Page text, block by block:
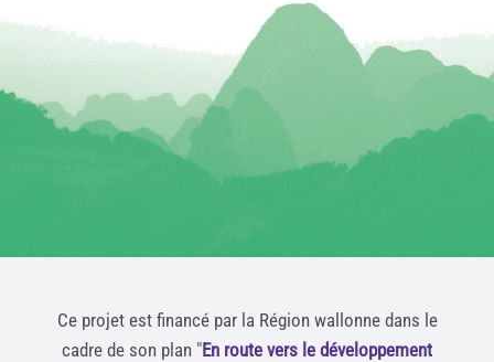
Ce projet est financé par la Région wallonne dans le
cadre de son plan "En route vers le développement